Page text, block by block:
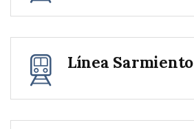
Línea Sarmiento